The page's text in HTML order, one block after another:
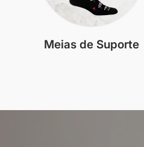
Meias de Suporte